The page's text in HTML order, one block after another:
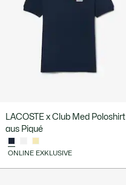
LACOSTE x Club Med Poloshirt
aus Piqué
ONLINE EXKLUSIVE